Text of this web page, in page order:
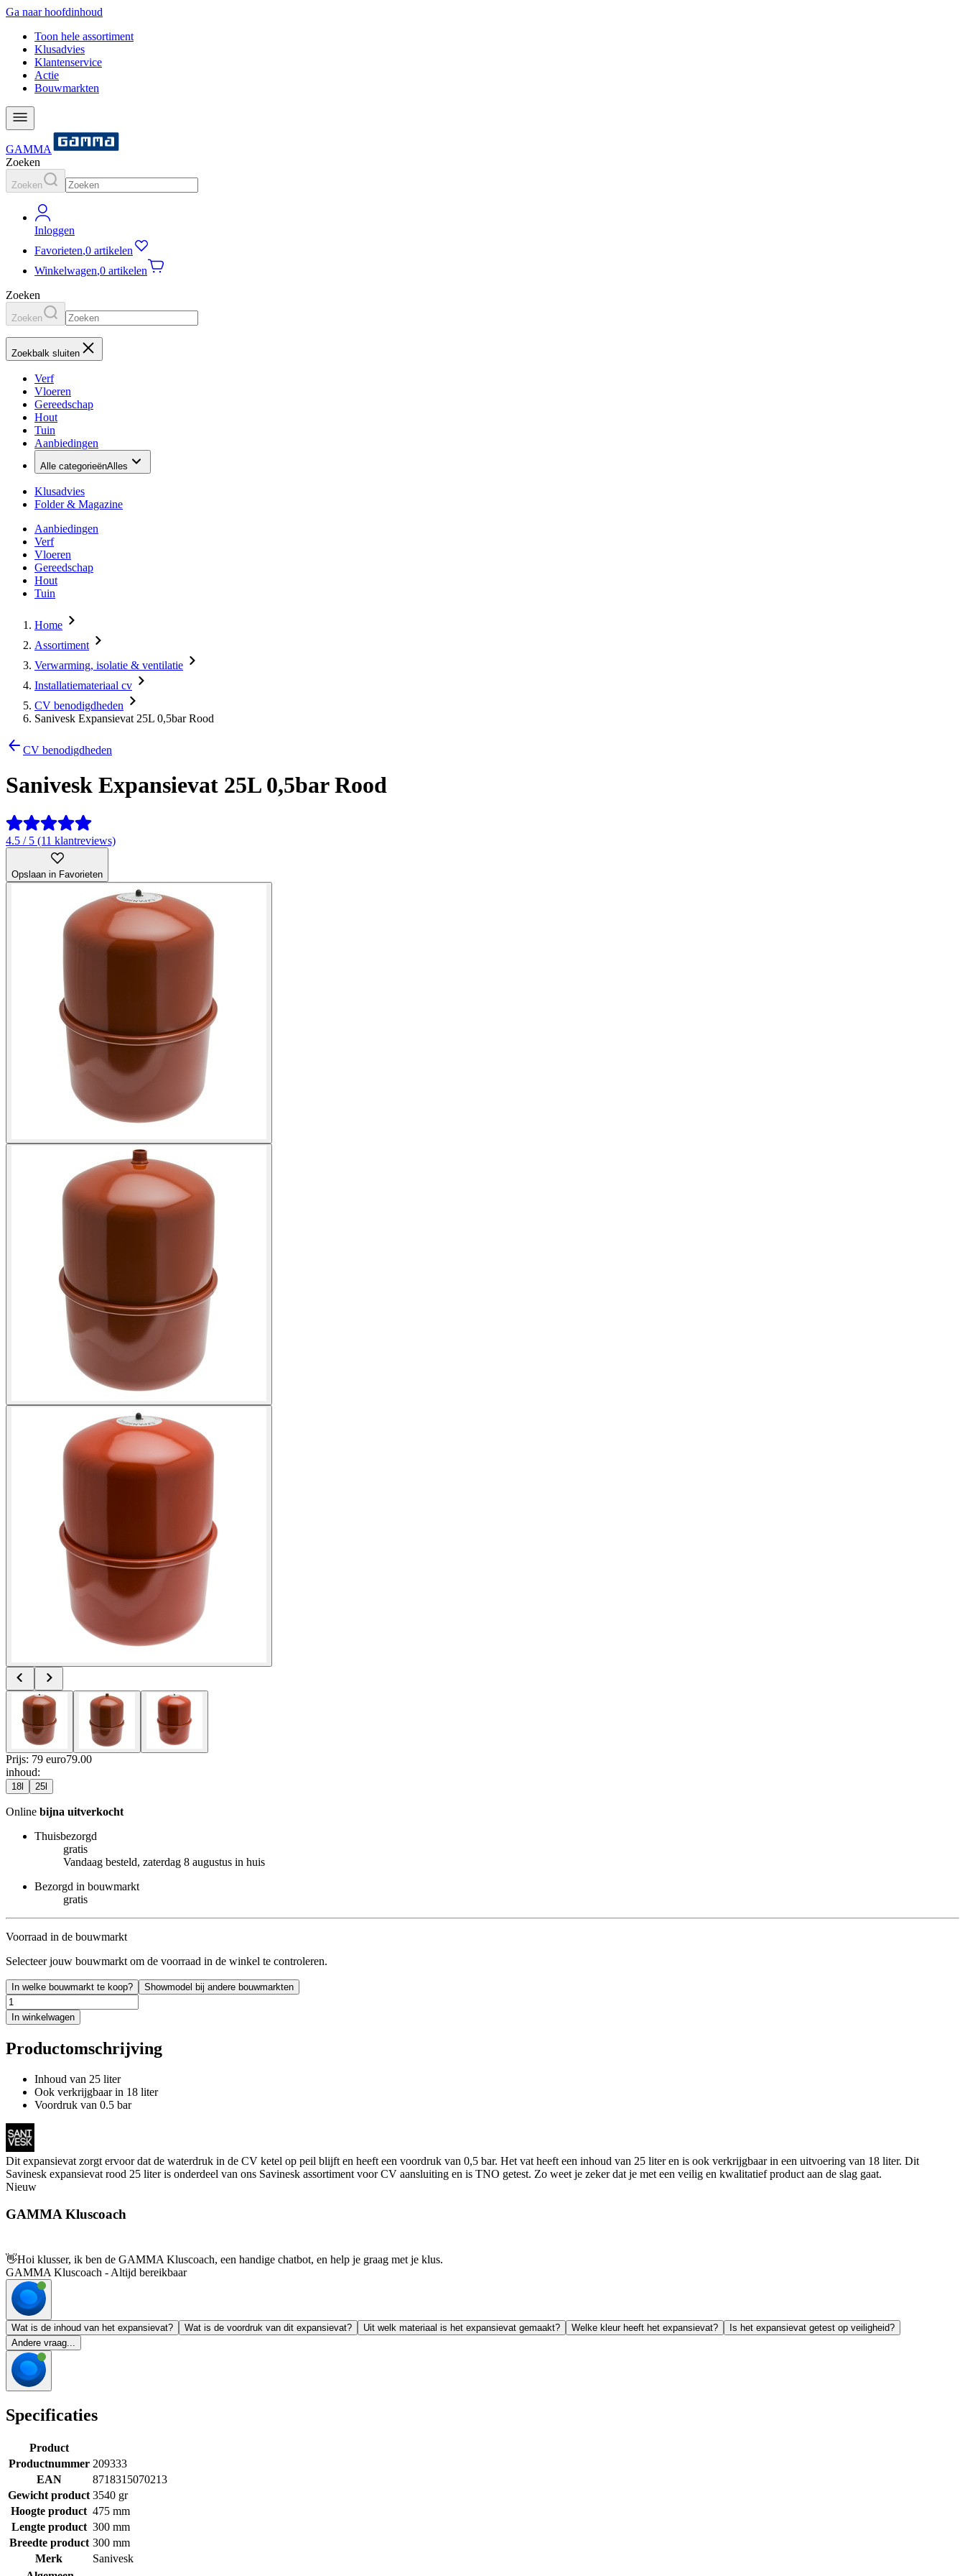
Ga naar hoofdinhoud
Toon hele assortiment
Klusadvies
Klantenservice
Actie
Bouwmarkten
GAMMA
Zoeken
Zoeken
Inloggen
Favorieten,0 artikelen
Winkelwagen,0 artikelen
Zoeken
Zoeken
Zoekbalk sluiten
Verf
Vloeren
Gereedschap
Hout
Tuin
Aanbiedingen
Alle categorieënAlles
Klusadvies
Folder & Magazine
Aanbiedingen
Verf
Vloeren
Gereedschap
Hout
Tuin
Home
Assortiment
Verwarming, isolatie & ventilatie
Installatiemateriaal cv
CV benodigdheden
Sanivesk Expansievat 25L 0,5bar Rood
CV benodigdheden
Sanivesk Expansievat 25L 0,5bar Rood
4.5 / 5 (11 klantreviews)
Opslaan in Favorieten
Prijs: 79 euro79.00
inhoud:
18l 25l
Online bijna uitverkocht
Thuisbezorgd
gratis
Vandaag besteld, zaterdag 8 augustus in huis
Bezorgd in bouwmarkt
gratis
Voorraad in de bouwmarkt
Selecteer jouw bouwmarkt om de voorraad in de winkel te controleren.
In welke bouwmarkt te koop? Showmodel bij andere bouwmarkten
In winkelwagen
Productomschrijving
Inhoud van 25 liter
Ook verkrijgbaar in 18 liter
Voordruk van 0.5 bar
Dit expansievat zorgt ervoor dat de waterdruk in de CV ketel op peil blijft en heeft een voordruk van 0,5 bar. Het vat heeft een inhoud van 25 liter en is ook verkrijgbaar in een uitvoering van 18 liter. Dit
Savinesk expansievat rood 25 liter is onderdeel van ons Savinesk assortiment voor CV aansluiting en is TNO getest. Zo weet je zeker dat je met een veilig en kwalitatief product aan de slag gaat.
Nieuw
GAMMA Kluscoach
👋Hoi klusser, ik ben de GAMMA Kluscoach, een handige chatbot, en help je graag met je klus.
GAMMA Kluscoach - Altijd bereikbaar
Wat is de inhoud van het expansievat? Wat is de voordruk van dit expansievat? Uit welk materiaal is het expansievat gemaakt? Welke kleur heeft het expansievat?
Is het expansievat getest op veiligheid?
Andere vraag...
Specificaties
Product
Productnummer 209333
EAN
8718315070213
Gewicht product 3540 gr
Hoogte product 475 mm
Lengte product 300 mm
Breedte product 300 mm
Merk
Sanivesk